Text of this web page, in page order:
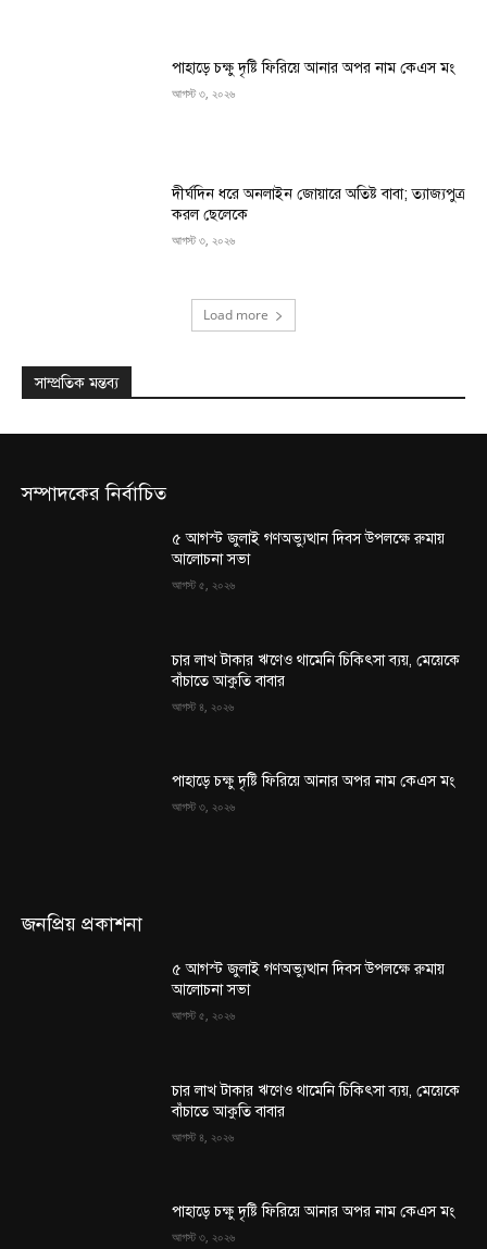
পাহাড়ে চক্ষু দৃষ্টি ফিরিয়ে আনার অপর নাম কেএস মং
আগস্ট ৩, ২০২৬
দীর্ঘদিন ধরে অনলাইন জোয়ারে অতিষ্ট বাবা; ত্যাজ্যপুত্র
করল ছেলেকে
আগস্ট ৩, ২০২৬
Load more
সাম্প্রতিক মন্তব্য
সম্পাদকের নির্বাচিত
৫ আগস্ট জুলাই গণঅভ্যুত্থান দিবস উপলক্ষে রুমায়
আলোচনা সভা
আগস্ট ৫, ২০২৬
চার লাখ টাকার ঋণেও থামেনি চিকিৎসা ব্যয়, মেয়েকে
বাঁচাতে আকুতি বাবার
আগস্ট ৪, ২০২৬
পাহাড়ে চক্ষু দৃষ্টি ফিরিয়ে আনার অপর নাম কেএস মং
আগস্ট ৩, ২০২৬
জনপ্রিয় প্রকাশনা
৫ আগস্ট জুলাই গণঅভ্যুত্থান দিবস উপলক্ষে রুমায়
আলোচনা সভা
আগস্ট ৫, ২০২৬
চার লাখ টাকার ঋণেও থামেনি চিকিৎসা ব্যয়, মেয়েকে
বাঁচাতে আকুতি বাবার
আগস্ট ৪, ২০২৬
পাহাড়ে চক্ষু দৃষ্টি ফিরিয়ে আনার অপর নাম কেএস মং
আগস্ট ৩, ২০২৬